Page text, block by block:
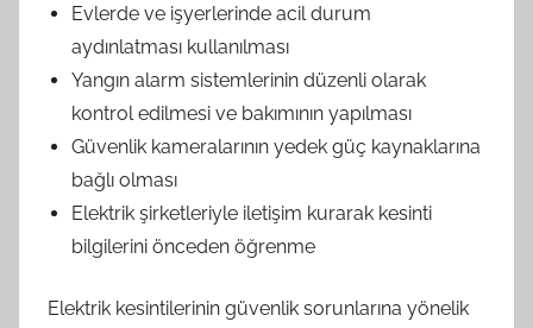
Evlerde ve işyerlerinde acil durum
aydınlatması kullanılması
Yangın alarm sistemlerinin düzenli olarak
kontrol edilmesi ve bakımının yapılması
Güvenlik kameralarının yedek güç kaynaklarına
bağlı olması
Elektrik şirketleriyle iletişim kurarak kesinti
bilgilerini önceden öğrenme
Elektrik kesintilerinin güvenlik sorunlarına yönelik